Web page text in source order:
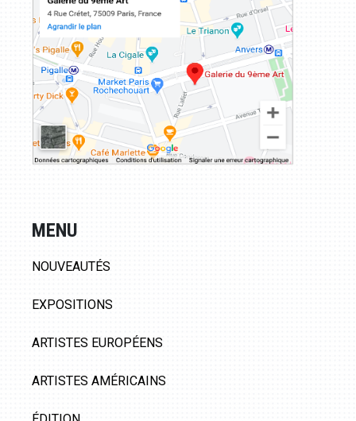
MENU
NOUVEAUTÉS
EXPOSITIONS
ARTISTES EUROPÉENS
ARTISTES AMÉRICAINS